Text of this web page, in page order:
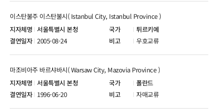
서울특별시 본청 튀르키예
이스탄불주 이스탄불시( Istanbul City, Istanbul Province )
2005-08-24 우호교류
서울특별시 본청 폴란드
마조비아주 바르샤바시( Warsaw City, Mazovia Province )
1996-06-20 자매교류